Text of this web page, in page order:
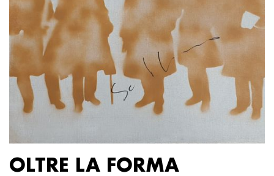
OLTRE LA FORMA